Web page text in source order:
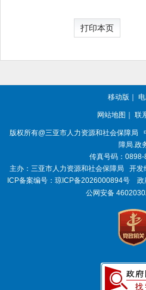
打印本页
移动版
网站地图 联
版权所有@三亚市人力资源和社会保障局
障局.政
传真号码：
主办：三亚市人力资源和社会保障局
开发
ICP备案编号： 琼ICP备2026000894号 政
公网安备